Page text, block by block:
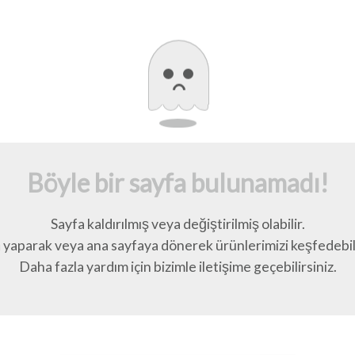
Böyle bir sayfa bulunamadı!
Sayfa kaldırılmış veya değiştirilmiş olabilir.
yaparak veya ana sayfaya dönerek ürünlerimizi
Daha fazla yardım için bizimle iletişime geçebilirsiniz.